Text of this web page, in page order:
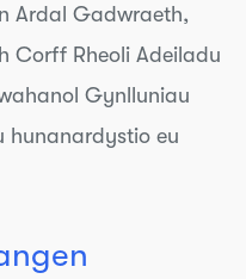
Ardal Gadwraeth,
Corff Rheoli Adeiladu
Gynlluniau
hunanardystio eu